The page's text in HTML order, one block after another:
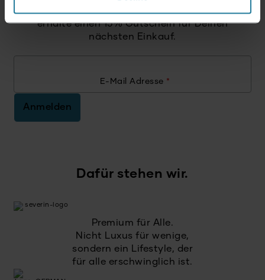
spannenden Vorteilen. Melde Dich jetzt an und
erhalte einen 15% Gutschein für Deinen
nächsten Einkauf.
E-Mail Adresse *
Anmelden
Dafür stehen wir.
Premium für Alle.
Nicht Luxus für wenige,
sondern ein Lifestyle, der
für alle erschwinglich ist.